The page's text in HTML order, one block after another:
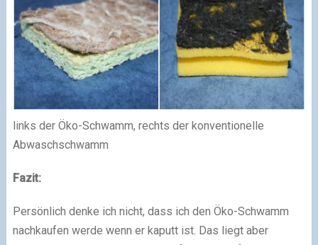
links der Öko-Schwamm, rechts der konventionelle
Abwaschschwamm
Fazit:
Persönlich denke ich nicht, dass ich den Öko-Schwamm
nachkaufen werde wenn er kaputt ist. Das liegt aber